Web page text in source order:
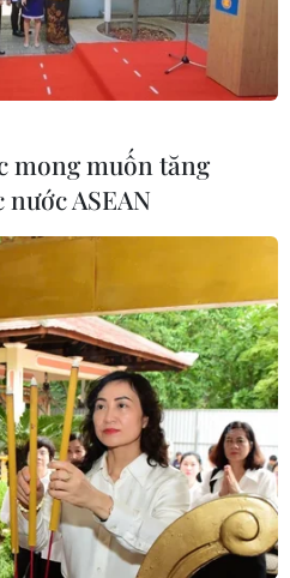
19 của AstraZeneca
khả quan
nghiệm lâm sàng giai đoạn
mới được công bố xác
an toàn và hiệu
19.
mong muốn tăng
ASEAN